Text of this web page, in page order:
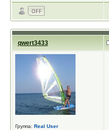
qwert3433
Группа: Real User